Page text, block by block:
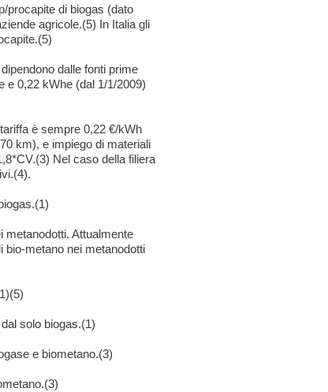
procapite di biogas (dato
agricole.(5) In Italia gli
dalle fonti prime
e 0,22 kWhe (dal 1/1/2009)
è sempre 0,22 €/kWh
km), e impiego di materiali
Nel caso della filiera
metanodotti. Attualmente
bio-metano nei metanodotti
solo biogas.(1)
e biometano.(3)